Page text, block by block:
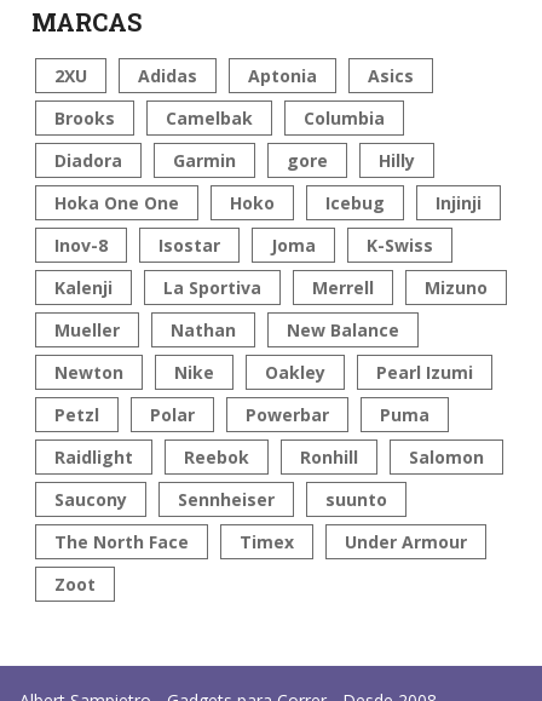
MARCAS
2XU Adidas Aptonia
Asics
Brooks
Camelbak
Columbia
Diadora
Garmin gore
Hilly
Hoka One One
Hoko Icebug
Injinji
Inov-8
Isostar Joma
K-Swiss
Kalenji
La Sportiva Merrell
Mizuno
Mueller
Nathan
New Balance
Newton
Nike Oakley
Pearl Izumi
Petzl
Polar Powerbar
Puma
Raidlight
Reebok Ronhill
Salomon
Saucony
Sennheiser
suunto
The North Face
Timex
Under Armour
Zoot